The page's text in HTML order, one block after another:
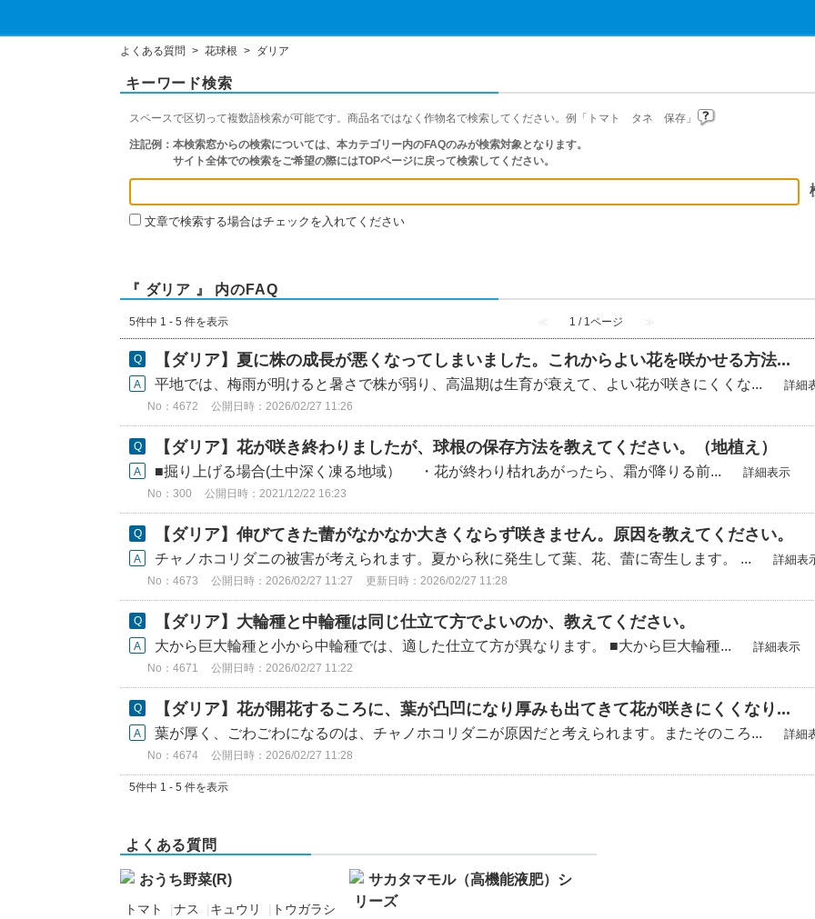
よくある質問 > 花球根 > ダリア
キーワード検索
スペースで区切って複数語検索が可能です。商品名ではなく作物名で検索してください。例「トマト タネ 保存」
注記例： 本検索窓からの検索については、本カテゴリー内のFAQのみが検索対象となります。
サイト全体での検索をご希望の際にはTOPページに戻って検索してください。
文章で検索する場合はチェックを入れてください
『 ダリア 』 内のFAQ
5件中 1 - 5 件を表示 ≪ 1 / 1ページ ≫
【ダリア】夏に株の成長が悪くなってしまいました。これからよい花を咲かせる方法...
平地では、梅雨が明けると暑さで株が弱り、高温期は生育が衰えて、よい花が咲きにくくな... 詳細
No：4672 公開日時：2026/02/27 11:26
【ダリア】花が咲き終わりましたが、球根の保存方法を教えてください。（地植え）
■掘り上げる場合(土中深く凍る地域） ・花が終わり枯れあがったら、霜が降りる前... 詳細表示
No：300 公開日時：2021/12/22 16:23
【ダリア】伸びてきた蕾がなかなか大きくならず咲きません。原因を教えてください。
チャノホコリダニの被害が考えられます。夏から秋に発生して葉、花、蕾に寄生します。 ... 詳細表
No：4673 公開日時：2026/02/27 11:27 更新日時：2026/02/27 11:28
【ダリア】大輪種と中輪種は同じ仕立て方でよいのか、教えてください。
大から巨大輪種と小から中輪種では、適した仕立て方が異なります。 ■大から巨大輪種... 詳細表示
No：4671 公開日時：2026/02/27 11:22
【ダリア】花が開花するころに、葉が凸凹になり厚みも出てきて花が咲きにくくなり...
葉が厚く、ごわごわになるのは、チャノホコリダニが原因だと考えられます。またそのころ... 詳細
No：4674 公開日時：2026/02/27 11:28
5件中 1 - 5 件を表示
よくある質問
おうち野菜(R)
トマト |ナス |キュウリ | トウガラシ
サカタマモル（高機能液肥）シ
リーズ